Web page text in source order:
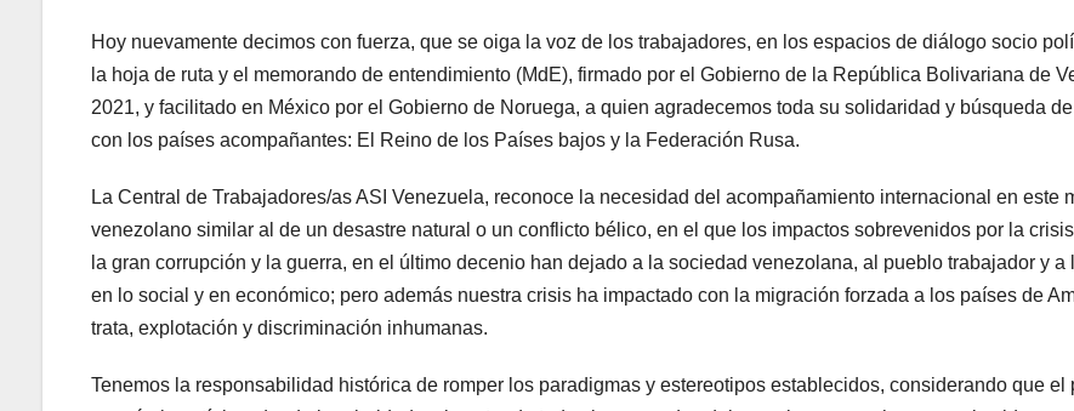
Hoy nuevamente decimos con fuerza, que se oiga la voz de los trabajadores, en los espacios de diálogo socio
la hoja de ruta y el memorando de entendimiento (MdE), firmado por el Gobierno de la República Bolivariana de
2021, y facilitado en México por el Gobierno de Noruega, a quien agradecemos toda su solidaridad y búsqueda
con los países acompañantes: El Reino de los Países bajos y la Federación Rusa.
La Central de Trabajadores/as ASI Venezuela, reconoce la necesidad del acompañamiento internacional en
venezolano similar al de un desastre natural o un conflicto bélico, en el que los impactos sobrevenidos por la
la gran corrupción y la guerra, en el último decenio han dejado a la sociedad venezolana, al pueblo trabajador y
en lo social y en económico; pero además nuestra crisis ha impactado con la migración forzada a los países de
trata, explotación y discriminación inhumanas.
Tenemos la responsabilidad histórica de romper los paradigmas y estereotipos establecidos, considerando que